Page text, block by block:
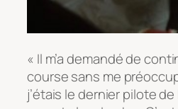
« Il m’a demandé de
course sans me
j’étais le dernier pilote de